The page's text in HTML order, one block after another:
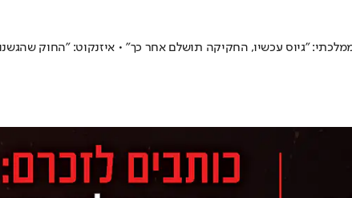
"גיוס עכשיו, החקיקה תושלם אחר כך" • איזנקוט: "החוק